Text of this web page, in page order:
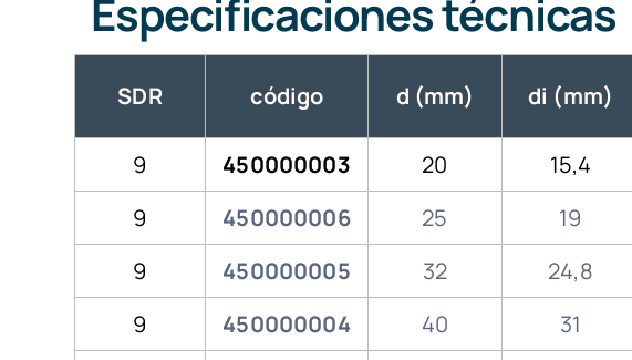
Especificaciones técnicas
SDR código d (mm) di (mm)
9 450000003 20 15,4
9
450000006 25 19
9
450000005 32 24,8
9
450000004 40 31